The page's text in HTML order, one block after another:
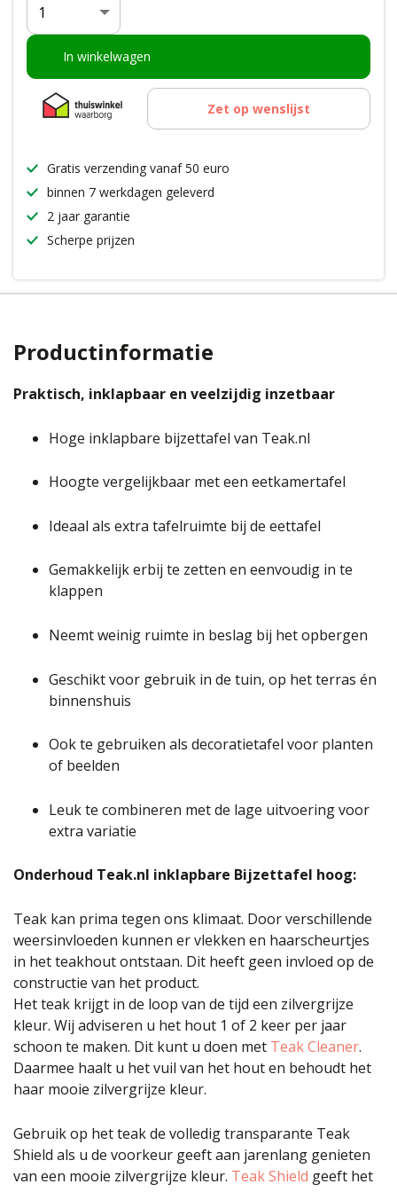
In winkelwagen
Zet op wenslijst
Gratis verzending vanaf 50 euro
binnen 7 werkdagen geleverd
2 jaar garantie
Scherpe prijzen
Productinformatie
Praktisch, inklapbaar en veelzijdig inzetbaar
Hoge inklapbare bijzettafel van Teak.nl
Hoogte vergelijkbaar met een eetkamertafel
Ideaal als extra tafelruimte bij de eettafel
Gemakkelijk erbij te zetten en eenvoudig in te
klappen
Neemt weinig ruimte in beslag bij het opbergen
Geschikt voor gebruik in de tuin, op het terras én
binnenshuis
Ook te gebruiken als decoratietafel voor planten
of beelden
Leuk te combineren met de lage uitvoering voor
extra variatie
Onderhoud Teak.nl inklapbare Bijzettafel hoog:
Teak kan prima tegen ons klimaat. Door verschillende
weersinvloeden kunnen er vlekken en haarscheurtjes
in het teakhout ontstaan. Dit heeft geen invloed op de
constructie van het product.
Het teak krijgt in de loop van de tijd een zilvergrijze
kleur. Wij adviseren u het hout 1 of 2 keer per jaar
schoon te maken. Dit kunt u doen met Teak Cleaner.
Daarmee haalt u het vuil van het hout en behoudt het
haar mooie zilvergrijze kleur.
Gebruik op het teak de volledig transparante Teak
Shield als u de voorkeur geeft aan jarenlang genieten
van een mooie zilvergrijze kleur. Teak Shield geeft het